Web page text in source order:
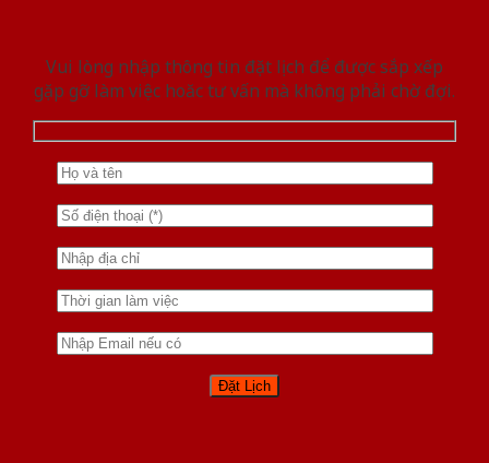
Vui lòng nhập thông tin đặt lịch để được sắp xếp
gặp gỡ làm việc hoăc tư vấn mà không phải chờ đợi.